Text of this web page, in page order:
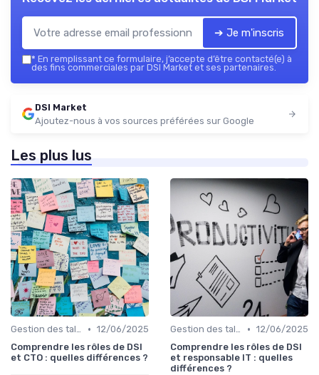
➔ Je m'inscris
* En remplissant ce formulaire, j’accepte d’être contacté(e) à
des fins commerciales par DSI Market et ses partenaires.
DSI Market
Ajoutez-nous à vos sources préférées sur Google
Les plus lus
Gestion des talents IT • 12/06/2025
Comprendre les rôles de DSI
et CTO : quelles différences ?
Gestion des talents IT • 12/06/2025
Comprendre les rôles de DSI
et responsable IT : quelles
différences ?